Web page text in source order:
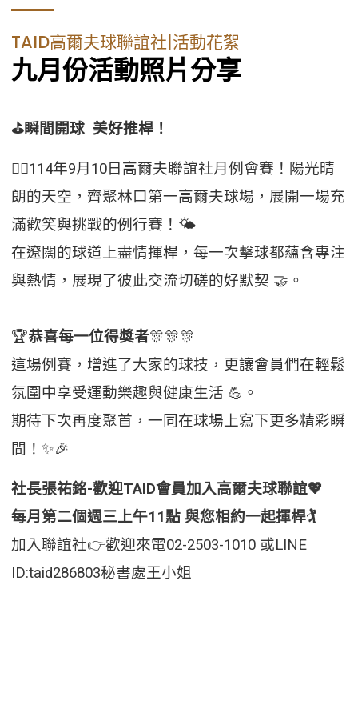
TAID高爾夫球聯誼社|活動花絮
九月份活動照片分享
⛳️瞬間開球 美好推桿！
🏌️‍♂️114年9月10日高爾夫聯誼社月例會賽！陽光晴
朗的天空，齊聚林口第一高爾夫球場，展開一場充
滿歡笑與挑戰的例行賽！🌤️
在遼闊的球道上盡情揮桿，每一次擊球都蘊含專注
與熱情，展現了彼此交流切磋的好默契 🤝。
🏆恭喜每一位得獎者🎊🎊🎊
這場例賽，增進了大家的球技，更讓會員們在輕鬆
氛圍中享受運動樂趣與健康生活 💪。
期待下次再度聚首，一同在球場上寫下更多精彩瞬
間！✨🎉
社長張祐銘-歡迎TAID會員加入高爾夫球聯誼💖
每月第二個週三上午11點 與您相約一起揮桿🏌
加入聯誼社👉歡迎來電02-2503-1010 或LINE
ID:taid286803秘書處王小姐